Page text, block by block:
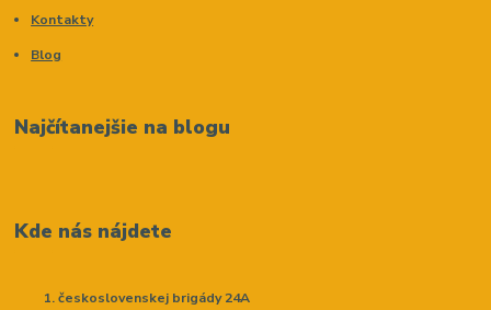
Kontakty
Blog
Najčítanejšie na blogu
Kde nás nájdete
československej brigády 24A